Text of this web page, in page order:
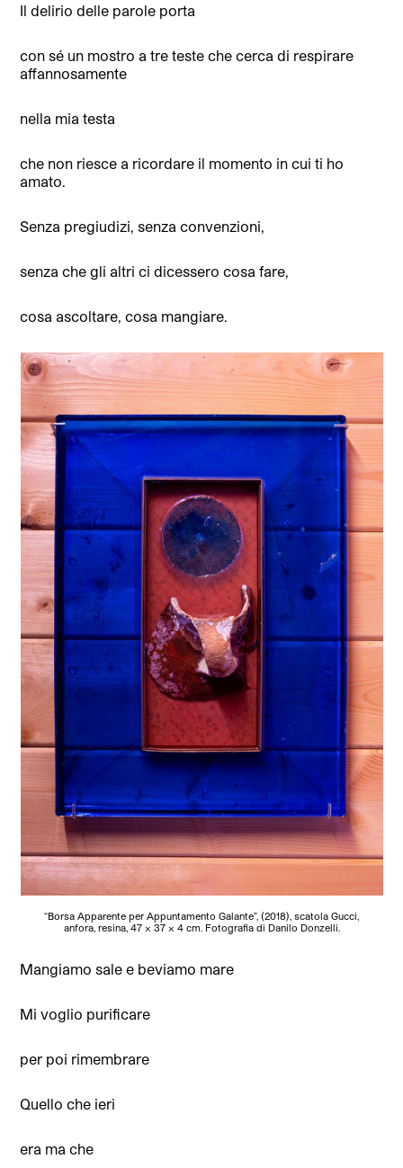
Il delirio delle parole porta
con sé un mostro a tre teste che cerca di respirare
affannosamente
nella mia testa
che non riesce a ricordare il momento in cui ti ho
amato.
Senza pregiudizi, senza convenzioni,
senza che gli altri ci dicessero cosa fare,
cosa ascoltare, cosa mangiare.
“Borsa Apparente per Appuntamento Galante”, (2018), scatola Gucci,
anfora, resina, 47 x 37 x 4 cm. Fotografia di Danilo Donzelli.
Mangiamo sale e beviamo mare
Mi voglio purificare
per poi rimembrare
Quello che ieri
era ma che